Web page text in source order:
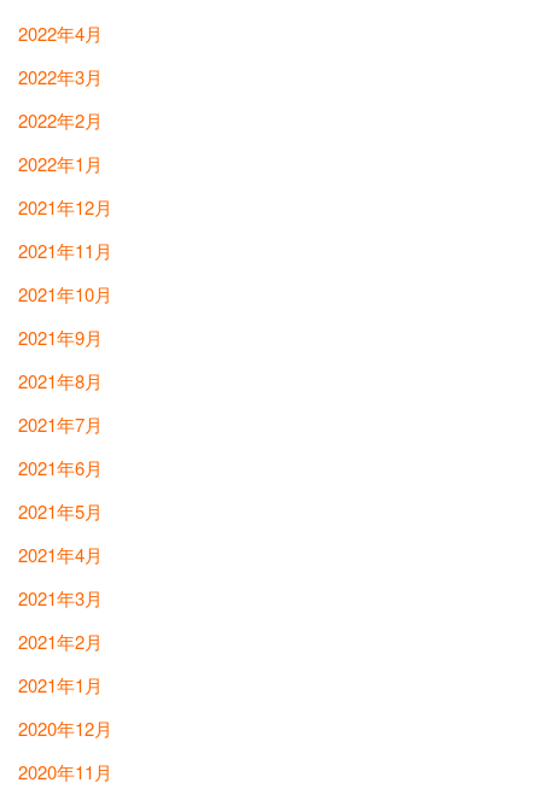
2022年4月
2022年3月
2022年2月
2022年1月
2021年12月
2021年11月
2021年10月
2021年9月
2021年8月
2021年7月
2021年6月
2021年5月
2021年4月
2021年3月
2021年2月
2021年1月
2020年12月
2020年11月